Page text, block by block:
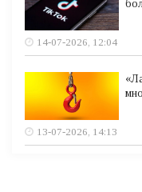
14-07-2026, 12:04
13-07-2026, 14:13